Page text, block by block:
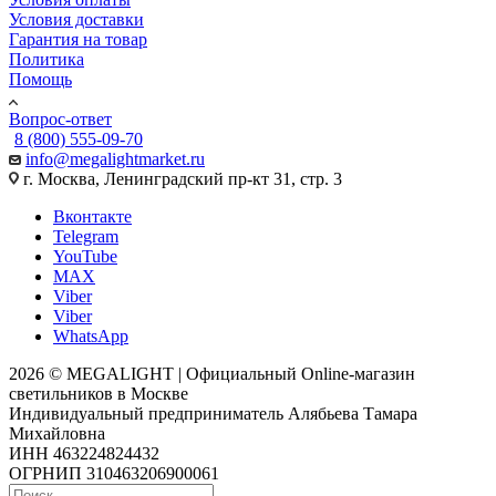
Условия доставки
Гарантия на товар
Политика
Помощь
Вопрос-ответ
8 (800) 555-09-70
info@megalightmarket.ru
г. Москва, Ленинградский пр-кт 31, стр. 3
Вконтакте
Telegram
YouTube
MAX
Viber
Viber
WhatsApp
2026 © MEGALIGHT | Официальный Online-магазин
светильников в Москве
Индивидуальный предприниматель Алябьева Тамара
Михайловна
ИНН 463224824432
ОГРНИП 310463206900061